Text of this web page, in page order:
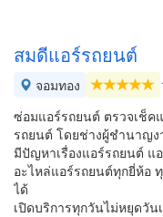
สมดีแอร์รถยนต์
จอมทอง
ซ่อมแอร์รถยนต์ ตรวจเช็ค
รถยนต์ โดยช่างผู้ชำนาญ
มีปัญหาเรื่องแอร์รถยนต์ แ
อะไหล่แอร์รถยนต์ทุกยี่ห้อ
ได้
เปิดบริการทุกวันไม่หยุดวัน